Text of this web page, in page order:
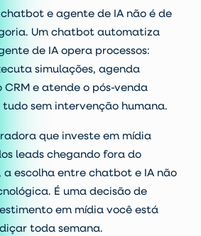
e agente de IA não é de
Um chatbot automatiza
de IA opera processos:
simulações, agenda
e atende o pós-venda
tudo sem intervenção humana.
que investe em mídia
leads chegando fora do
a escolha entre chatbot e IA não
É uma decisão de
em mídia você está
toda semana.